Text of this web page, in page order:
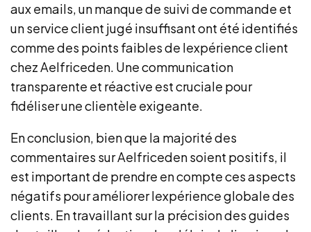
aux emails, un manque de suivi de commande et
un service client jugé insuffisant ont été identifiés
comme des points faibles de lexpérience client
chez Aelfriceden. Une communication
transparente et réactive est cruciale pour
fidéliser une clientèle exigeante.
En conclusion, bien que la majorité des
commentaires sur Aelfriceden soient positifs, il
est important de prendre en compte ces aspects
négatifs pour améliorer lexpérience globale des
clients. En travaillant sur la précision des guides